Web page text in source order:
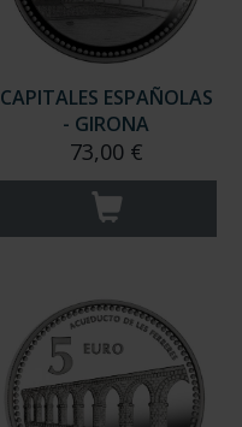
CAPITALES ESPAÑOLAS
- GIRONA
73,00 €